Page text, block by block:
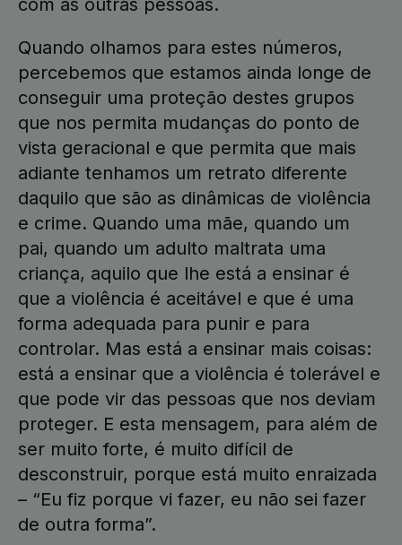
com as outras pessoas.
Quando olhamos para estes números,
percebemos que estamos ainda longe de
conseguir uma proteção destes grupos
que nos permita mudanças do ponto de
vista geracional e que permita que mais
adiante tenhamos um retrato diferente
daquilo que são as dinâmicas de violência
e crime. Quando uma mãe, quando um
pai, quando um adulto maltrata uma
criança, aquilo que lhe está a ensinar é
que a violência é aceitável e que é uma
forma adequada para punir e para
controlar. Mas está a ensinar mais coisas:
está a ensinar que a violência é tolerável e
que pode vir das pessoas que nos deviam
proteger. E esta mensagem, para além de
ser muito forte, é muito difícil de
desconstruir, porque está muito enraizada
– “Eu fiz porque vi fazer, eu não sei fazer
de outra forma”.